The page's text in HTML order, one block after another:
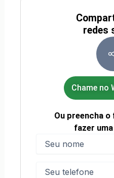
redes
Chame no
Ou preencha
fazer